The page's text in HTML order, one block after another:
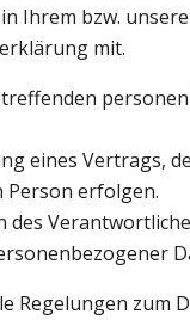
Ihrem bzw.
mit.
eines Vertrags,
erfolgen.
Regelungen zum